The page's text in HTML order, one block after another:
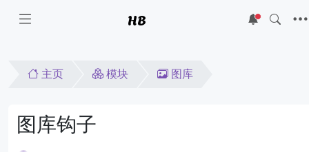
HB 5
主页 模块 图库
图库钩子